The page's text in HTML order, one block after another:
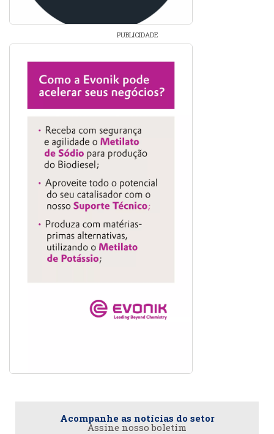
PUBLICIDADE
Acompanhe as notícias do setor
Assine nosso boletim